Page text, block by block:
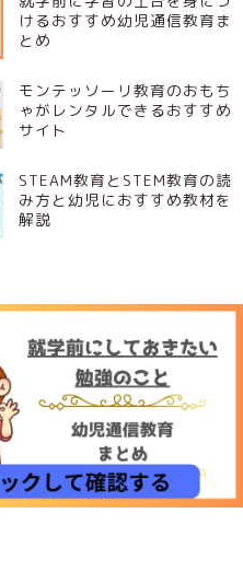
けるおすすめ幼児通信教育ま
とめ
モンテッソーリ教育のおもち
ゃがレンタルできるおすすめ
サイト
STEAM教育とSTEM教育の読
み方と幼児におすすめ教材を
解説